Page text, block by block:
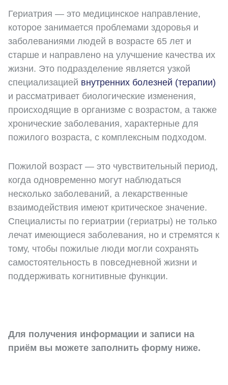
Гериатрия — это медицинское направление,
которое занимается проблемами здоровья и
заболеваниями людей в возрасте 65 лет и
старше и направлено на улучшение качества их
жизни. Это подразделение является узкой
специализацией внутренних болезней (терапии)
и рассматривает биологические изменения,
происходящие в организме с возрастом, а также
хронические заболевания, характерные для
пожилого возраста, с комплексным подходом.
Пожилой возраст — это чувствительный период,
когда одновременно могут наблюдаться
несколько заболеваний, а лекарственные
взаимодействия имеют критическое значение.
Специалисты по гериатрии (гериатры) не только
лечат имеющиеся заболевания, но и стремятся к
тому, чтобы пожилые люди могли сохранять
самостоятельность в повседневной жизни и
поддерживать когнитивные функции.
Для получения информации и записи на
приём вы можете заполнить форму ниже.